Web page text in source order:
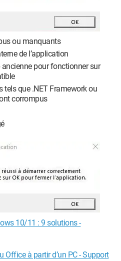
ou manquants
de l’application
pour fonctionner sur
tels que .NET Framework ou
corrompus
10/11 : 9 solutions -
à partir d’un PC - Support